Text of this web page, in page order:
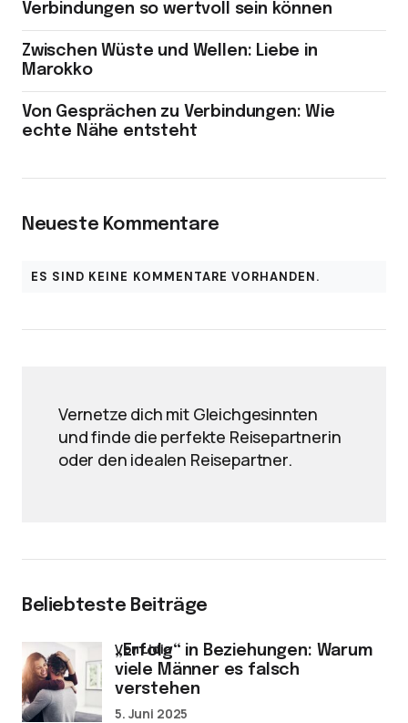
Verbindungen so wertvoll sein können
Zwischen Wüste und Wellen: Liebe in
Marokko
Von Gesprächen zu Verbindungen: Wie
echte Nähe entsteht
Neueste Kommentare
ES SIND KEINE KOMMENTARE VORHANDEN.
Vernetze dich mit Gleichgesinnten
und finde die perfekte Reisepartnerin
oder den idealen Reisepartner.
Beliebteste Beiträge
„Erfolg“ in Beziehungen: Warum
viele Männer es falsch
verstehen
von Lidia
5. Juni 2025